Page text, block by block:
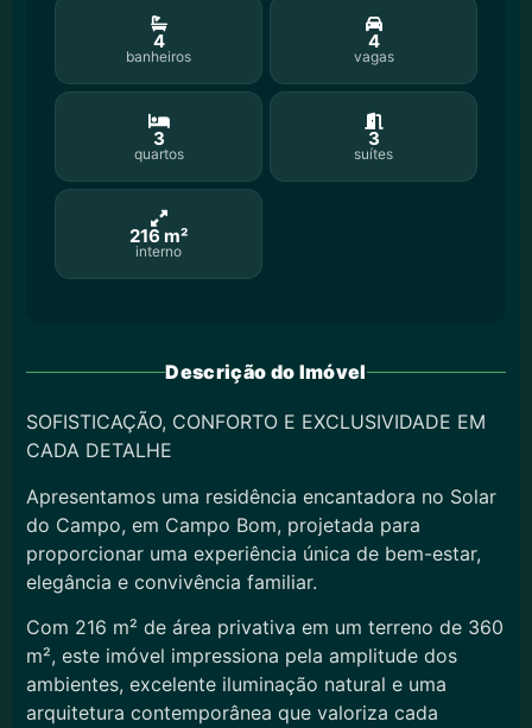
4
banheiros
4
vagas
3
quartos
3
suítes
216 m²
interno
Descrição do Imóvel
SOFISTICAÇÃO, CONFORTO E EXCLUSIVIDADE EM
CADA DETALHE
Apresentamos uma residência encantadora no Solar
do Campo, em Campo Bom, projetada para
proporcionar uma experiência única de bem-estar,
elegância e convivência familiar.
Com 216 m² de área privativa em um terreno de 360
m², este imóvel impressiona pela amplitude dos
ambientes, excelente iluminação natural e uma
arquitetura contemporânea que valoriza cada